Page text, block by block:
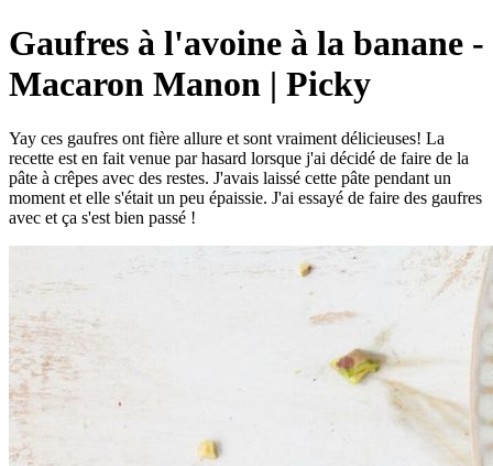
Gaufres à l'avoine à la banane -
Macaron Manon | Picky
Yay ces gaufres ont fière allure et sont vraiment délicieuses! La
recette est en fait venue par hasard lorsque j'ai décidé de faire de la
pâte à crêpes avec des restes. J'avais laissé cette pâte pendant un
moment et elle s'était un peu épaissie. J'ai essayé de faire des gaufres
avec et ça s'est bien passé !